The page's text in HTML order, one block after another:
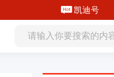
凯迪号